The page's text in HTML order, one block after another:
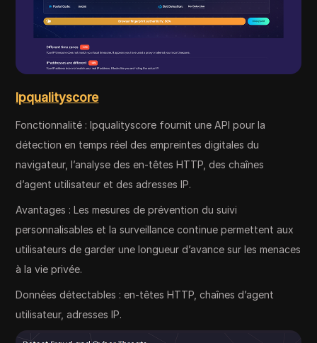
Ipqualityscore
Fonctionnalité : Ipqualityscore fournit une API pour la
détection en temps réel des empreintes digitales du
navigateur, l’analyse des en-têtes HTTP, des chaînes
d’agent utilisateur et des adresses IP.
Avantages : Les mesures de prévention du suivi
personnalisables et la surveillance continue permettent aux
utilisateurs de garder une longueur d’avance sur les menaces
à la vie privée.
Données détectables : en-têtes HTTP, chaînes d’agent
utilisateur, adresses IP.